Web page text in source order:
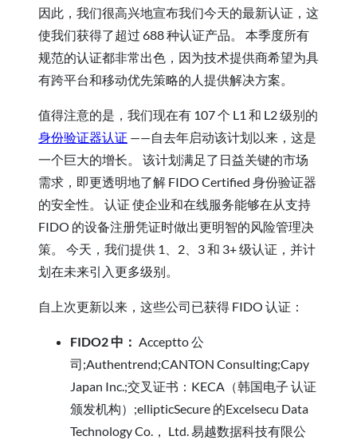
因此，我们很高兴地宣布我们今天的最新认证，这
使我们获得了超过 688 种认证产品。 本季度所有
规范的认证都非常出色，因为技术提供商希望为具
有跨平台和移动优先策略的人提供解决方案。
值得注意的是，我们现在有 107 个 L1 和 L2 级别的
身份验证器认证 ——自去年启动该计划以来，这是
一个巨大的增长。 该计划满足了日益关键的市场
需求，即更透明地了解 FIDO Certified 身份验证器
的安全性。 认证 使企业和在线服务能够在从支持
FIDO 的设备注册凭证时做出更明智的风险管理决
策。 今天，我们提供 1、2、3 和 3+ 级认证，并计
划在未来引入更多级别。
自上次更新以来，这些公司已获得 FIDO 认证：
FIDO2 中： Acceptto 公
司;Authentrend;CANTON Consulting;Capy
Japan Inc.;交叉证书：KECA（韩国电子 认证
颁发机构）;ellipticSecure 的Excelsecu Data
Technology Co.， Ltd. 易越数据科技有限公